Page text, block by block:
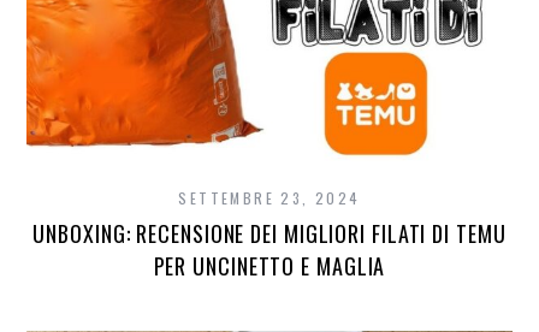
SETTEMBRE 23, 2024
UNBOXING: RECENSIONE DEI MIGLIORI FILATI DI TEMU
PER UNCINETTO E MAGLIA